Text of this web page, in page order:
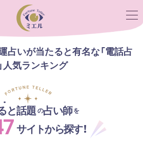
占いが当たると有名な「電話占
人気ランキング
と話題の占い師を
サイトから探す！